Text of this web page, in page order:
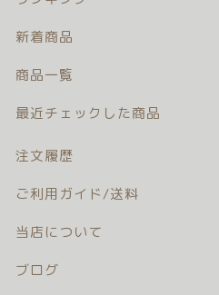
新着商品
商品一覧
最近チェックした商品
注文履歴
ご利用ガイド/送料
当店について
ブログ
© 2026 Newborn.Rental